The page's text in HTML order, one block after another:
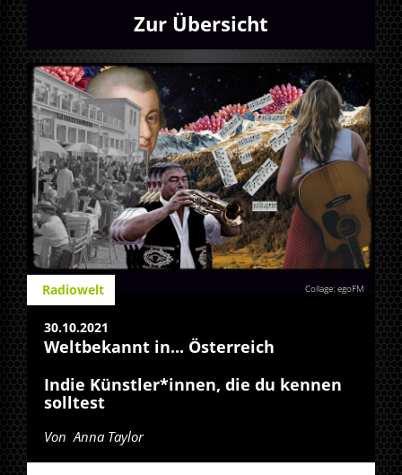
Zur Übersicht
Collage: egoFM
Radiowelt
30.10.2021
Weltbekannt in... Österreich
Indie Künstler*innen, die du kennen
solltest
Von Anna Taylor